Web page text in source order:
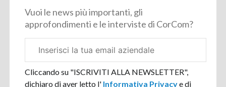
Vuoi le news più importanti, gli
approfondimenti e le interviste di CorCom?
aziendale
Cliccando su "ISCRIVITI ALLA NEWSLETTER",
dichiaro di aver letto l' Informativa Privacye di